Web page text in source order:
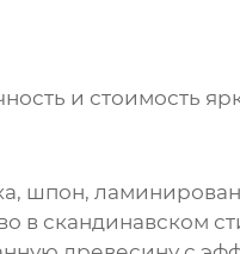
и стоимость
шпон,
в скандинавском